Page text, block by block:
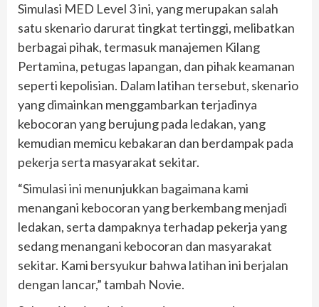
Simulasi MED Level 3 ini, yang merupakan salah
satu skenario darurat tingkat tertinggi, melibatkan
berbagai pihak, termasuk manajemen Kilang
Pertamina, petugas lapangan, dan pihak keamanan
seperti kepolisian. Dalam latihan tersebut, skenario
yang dimainkan menggambarkan terjadinya
kebocoran yang berujung pada ledakan, yang
kemudian memicu kebakaran dan berdampak pada
pekerja serta masyarakat sekitar.
“Simulasi ini menunjukkan bagaimana kami
menangani kebocoran yang berkembang menjadi
ledakan, serta dampaknya terhadap pekerja yang
sedang menangani kebocoran dan masyarakat
sekitar. Kami bersyukur bahwa latihan ini berjalan
dengan lancar,” tambah Novie.